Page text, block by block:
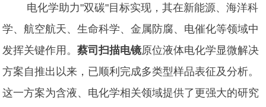
电化学助力"双碳"目标实现，其在新能源、海洋科
学、航空航天、生命科学、金属防腐、电催化等领域中
发挥关键作用。蔡司扫描电镜原位液体电化学显微解决
方案自推出以来，已顺利完成多类型样品表征及分析。
这一方案为含液、电化学相关领域提供了更强大的研究